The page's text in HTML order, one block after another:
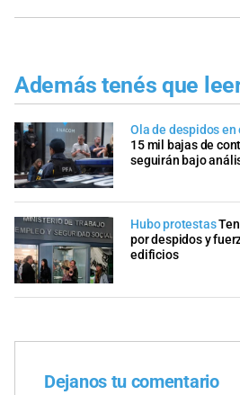
Además tenés que
Ola de despidos en
15 mil bajas de
seguirán bajo
Hubo protestas
por despidos y
edificios
Dejanos tu comentario